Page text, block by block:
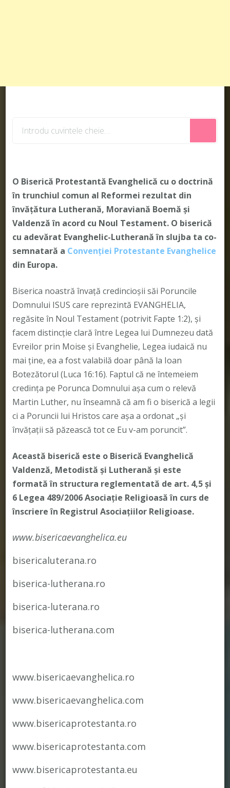
O Biserică Protestantă Evanghelică cu o doctrină
în trunchiul comun al Reformei rezultat din
învățătura Lutherană, Moraviană Boemă și
Valdenză în acord cu Noul Testament. O biserică
cu adevărat Evanghelic-Lutherană în slujba ta co-
semnatară a Convenției Protestante Evanghelice
din Europa.
Biserica noastră învață credincioșii săi Poruncile
Domnului ISUS care reprezintă EVANGHELIA,
regăsite în Noul Testament (potrivit Fapte 1:2), și
facem distincție clară între Legea lui Dumnezeu dată
Evreilor prin Moise și Evanghelie, Legea iudaică nu
mai ține, ea a fost valabilă doar până la Ioan
Botezătorul (Luca 16:16). Faptul că ne întemeiem
credința pe Porunca Domnului așa cum o relevă
Martin Luther, nu înseamnă că am fi o biserică a legii
ci a Poruncii lui Hristos care așa a ordonat „și
învățații să păzească tot ce Eu v-am poruncit”.
Această biserică este o Biserică Evanghelică
Valdenză, Metodistă și Lutherană și este
formată în structura reglementată de art. 4,5 și
6 Legea 489/2006Asociație Religioasă în curs de
înscriere în Registrul Asociațiilor Religioase.
www.bisericaevanghelica.eu
bisericaluterana.ro
biserica-lutherana.ro
biserica-luterana.ro
biserica-lutherana.com
www.bisericaevanghelica.ro
www.bisericaevanghelica.com
www.bisericaprotestanta.ro
www.bisericaprotestanta.com
www.bisericaprotestanta.eu